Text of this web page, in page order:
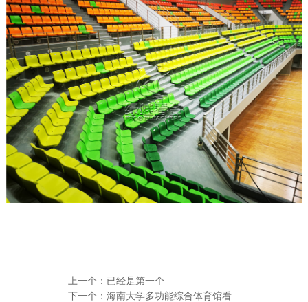
上一个： 已经是第一个
下一个： 海南大学多功能综合体育馆看